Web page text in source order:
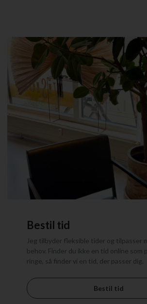
Bestil tid
Jeg tilbyder fleksible tider og tilpasser
behov. Finder du ikke en tid online som
ringe, så finder vi en tid, der passer dig.
Bestil tid